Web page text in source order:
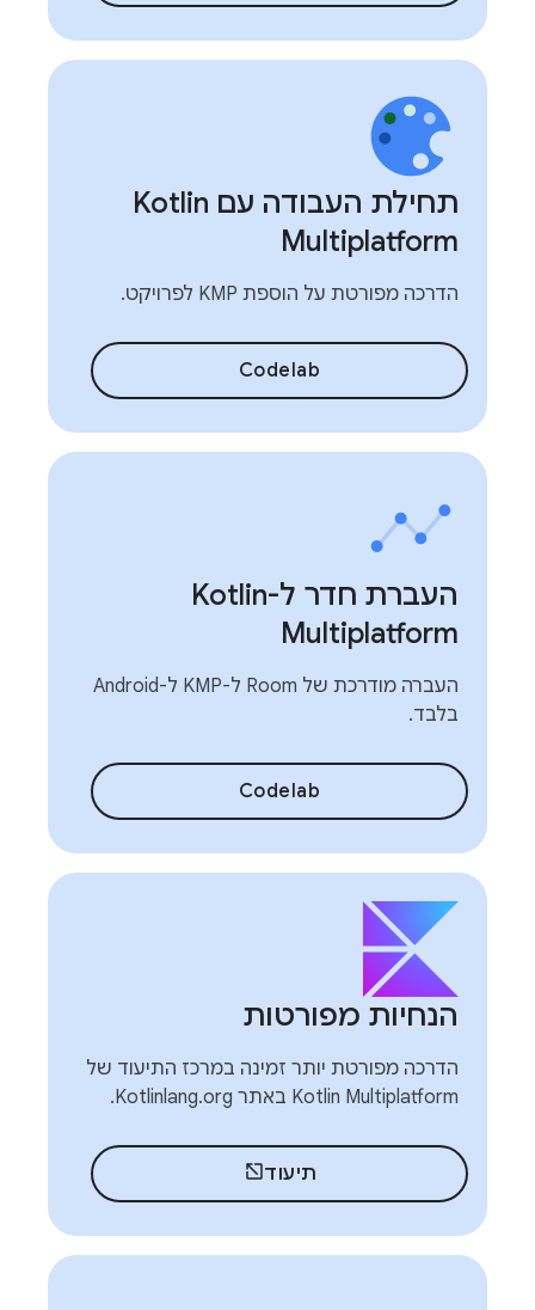
תחילת העבודה עם Kotlin
Multiplatform
הדרכה מפורטת על הוספת KMP לפרויקט.
Codelab
העברת חדר ל-Kotlin
Multiplatform
העברה מודרכת של Room ל-KMP ל-Android
בלבד.
Codelab
הנחיות מפורטות
הדרכה מפורטת יותר זמינה במרכז התיעוד של
Kotlin Multiplatform באתר Kotlinlang.org.
תיעוד